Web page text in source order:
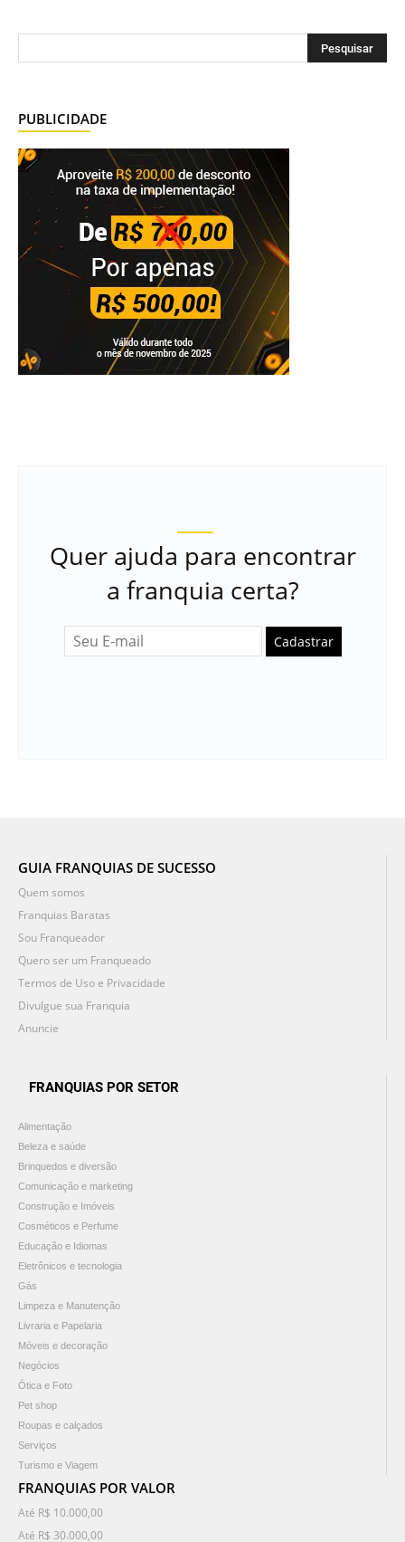
PUBLICIDADE
Quer ajuda para encontrar
a franquia certa?
Cadastrar
GUIA FRANQUIAS DE SUCESSO
Quem somos
Franquias Baratas
Sou Franqueador
Quero ser um Franqueado
Termos de Uso e Privacidade
Divulgue sua Franquia
Anuncie
FRANQUIAS POR SETOR
Alimentação
Beleza e saúde
Brinquedos e diversão
Comunicação e marketing
Construção e Imóveis
Cosméticos e Perfume
Educação e Idiomas
Eletrônicos e tecnologia
Gás
Limpeza e Manutenção
Livraria e Papelaria
Móveis e decoração
Negócios
Ótica e Foto
Pet shop
Roupas e calçados
Serviços
Turismo e Viagem
FRANQUIAS POR VALOR
Até R$ 10.000,00
Até R$ 30.000,00